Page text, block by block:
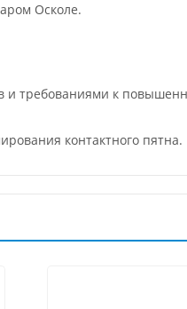
Осколе.
требованиями к
контактного пятна.